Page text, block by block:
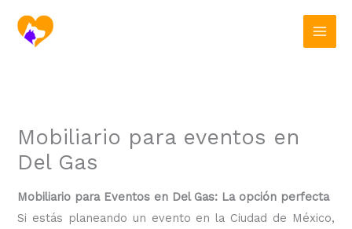
contenido
Mobiliario para eventos en
Del Gas
Mobiliario para Eventos en Del Gas: La opción perfecta
Si estás planeando un evento en la Ciudad de México,